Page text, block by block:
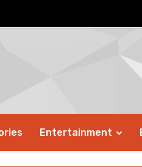
Entertainment